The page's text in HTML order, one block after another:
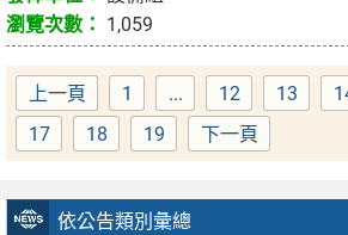
依公告類別彙總
1,059
上一頁 Page
1 ... Page
12 Page
13
Page
17 Page
18 Page
19 下一頁